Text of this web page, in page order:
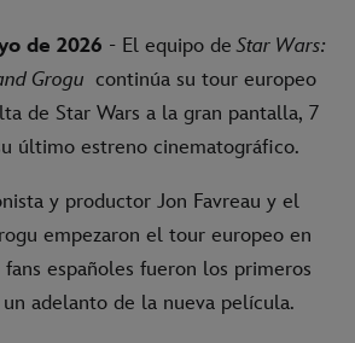
de 2026 - El equipo de Star Wars:
Grogu continúa su tour europeo
de Star Wars a la gran pantalla, 7
último estreno cinematográfico.
y productor Jon Favreau y el
empezaron el tour europeo en
españoles fueron los primeros
adelanto de la nueva película.